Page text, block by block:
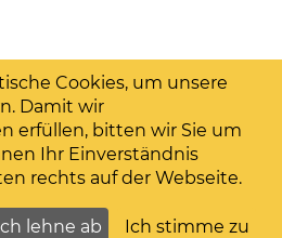
Deutschland e.V.
Mo-Fr, 9-13 Uhr
Cookies, um unsere
Damit wir
erfüllen, bitten wir Sie um
Ihr Einverständnis
rechts auf der Webseite.
lehne ab Ich stimme zu